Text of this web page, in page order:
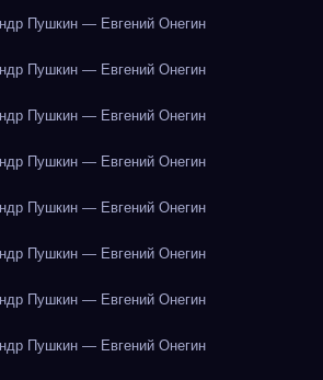
Пушкин — Евгений Онегин
Пушкин — Евгений Онегин
Пушкин — Евгений Онегин
Пушкин — Евгений Онегин
Пушкин — Евгений Онегин
Пушкин — Евгений Онегин
Пушкин — Евгений Онегин
Пушкин — Евгений Онегин